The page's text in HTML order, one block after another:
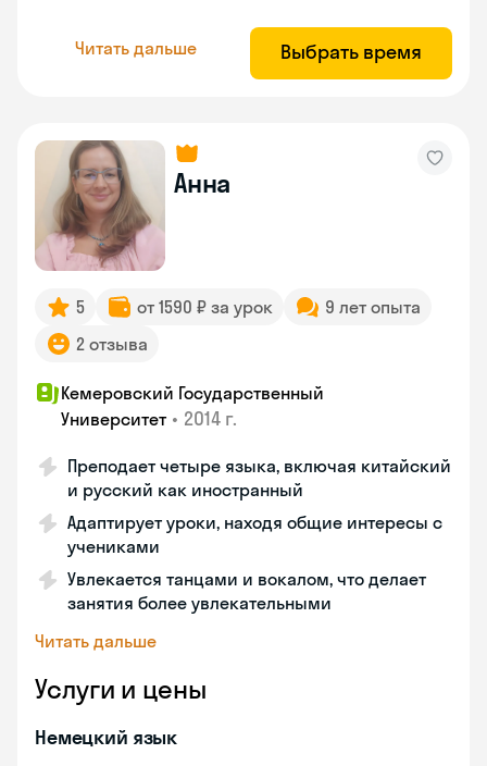
Читать дальше Выбрать время
Анна
5 от 1590 ₽ за урок
9 лет опыта
2 отзыва
Кемеровский Государственный
Университет • 2014 г.
Преподает четыре языка, включая китайский
и русский как иностранный
Адаптирует уроки, находя общие интересы с
учениками
Увлекается танцами и вокалом, что делает
занятия более увлекательными
Читать дальше
Услуги и цены
Немецкий язык